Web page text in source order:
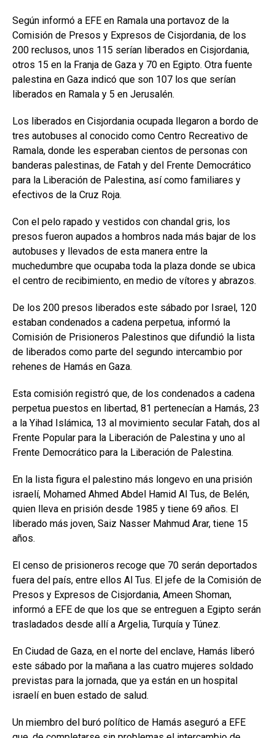
Según informó a EFE en Ramala una portavoz de la
Comisión de Presos y Expresos de Cisjordania, de los
200 reclusos, unos 115 serían liberados en Cisjordania,
otros 15 en la Franja de Gaza y 70 en Egipto. Otra fuente
palestina en Gaza indicó que son 107 los que serían
liberados en Ramala y 5 en Jerusalén.
Los liberados en Cisjordania ocupada llegaron a bordo de
tres autobuses al conocido como Centro Recreativo de
Ramala, donde les esperaban cientos de personas con
banderas palestinas, de Fatah y del Frente Democrático
para la Liberación de Palestina, así como familiares y
efectivos de la Cruz Roja.
Con el pelo rapado y vestidos con chandal gris, los
presos fueron aupados a hombros nada más bajar de los
autobuses y llevados de esta manera entre la
muchedumbre que ocupaba toda la plaza donde se ubica
el centro de recibimiento, en medio de vítores y abrazos.
De los 200 presos liberados este sábado por Israel, 120
estaban condenados a cadena perpetua, informó la
Comisión de Prisioneros Palestinos que difundió la lista
de liberados como parte del segundo intercambio por
rehenes de Hamás en Gaza.
Esta comisión registró que, de los condenados a cadena
perpetua puestos en libertad, 81 pertenecían a Hamás, 23
a la Yihad Islámica, 13 al movimiento secular Fatah, dos al
Frente Popular para la Liberación de Palestina y uno al
Frente Democrático para la Liberación de Palestina.
En la lista figura el palestino más longevo en una prisión
israelí, Mohamed Ahmed Abdel Hamid Al Tus, de Belén,
quien lleva en prisión desde 1985 y tiene 69 años. El
liberado más joven, Saiz Nasser Mahmud Arar, tiene 15
años.
El censo de prisioneros recoge que 70 serán deportados
fuera del país, entre ellos Al Tus. El jefe de la Comisión de
Presos y Expresos de Cisjordania, Ameen Shoman,
informó a EFE de que los que se entreguen a Egipto serán
trasladados desde allí a Argelia, Turquía y Túnez.
En Ciudad de Gaza, en el norte del enclave, Hamás liberó
este sábado por la mañana a las cuatro mujeres soldado
previstas para la jornada, que ya están en un hospital
israelí en buen estado de salud.
Un miembro del buró político de Hamás aseguró a EFE